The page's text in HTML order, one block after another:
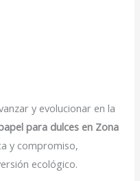
y evolucionar en la
para dulces en Zona
y compromiso,
ecológico.